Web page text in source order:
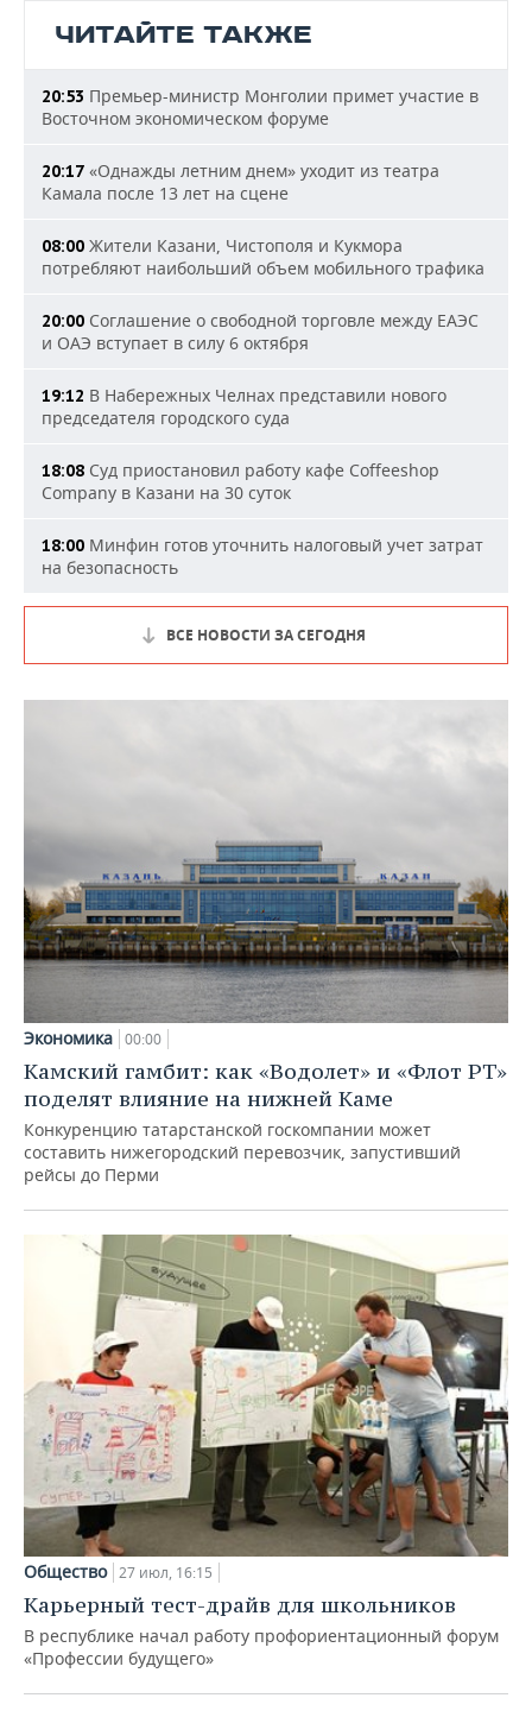
ЧИТАЙТЕ ТАКЖЕ
20:53 Премьер-министр Монголии примет участие в
Восточном экономическом форуме
20:17 «Однажды летним днем» уходит из театра
Камала после 13 лет на сцене
08:00 Жители Казани, Чистополя и Кукмора
потребляют наибольший объем мобильного трафика
20:00 Соглашение о свободной торговле между ЕАЭС
и ОАЭ вступает в силу 6 октября
19:12 В Набережных Челнах представили нового
председателя городского суда
18:08 Суд приостановил работу кафе Coffeeshop
Company в Казани на 30 суток
18:00 Минфин готов уточнить налоговый учет затрат
на безопасность
ВСЕ НОВОСТИ ЗА СЕГОДНЯ
Экономика 00:00
Камский гамбит: как «Водолет» и «Флот РТ»
поделят влияние на нижней Каме
Конкуренцию татарстанской госкомпании может
составить нижегородский перевозчик, запустивший
рейсы до Перми
Общество 27 июл, 16:15
Карьерный тест-драйв для школьников
В республике начал работу профориентационный форум
«Профессии будущего»